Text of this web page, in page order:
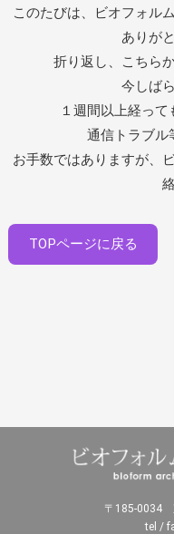
このたびは、ビオフォル
ありが
折り返し、こちら
今しば
１週間以上経って
通信トラブル
お手数ではありますが、
TOPページに戻る
〒185-0034
tel /